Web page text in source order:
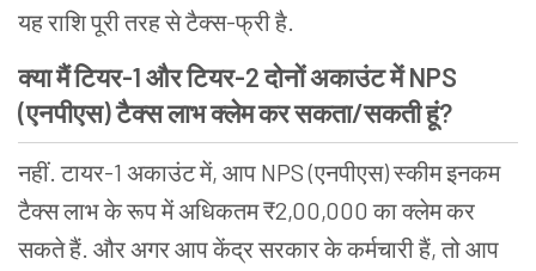
यह राशि पूरी तरह से टैक्स-फ्री है.
क्या मैं टियर-1 और टियर-2 दोनों अकाउंट में NPS
(एनपीएस)टैक्स लाभ क्लेम कर सकता/सकती हूं?
नहीं. टायर-1 अकाउंट में, आप NPS(एनपीएस) स्कीम इनकम
टैक्स लाभ के रूप में अधिकतम ₹2,00,000 का क्लेम कर
सकते हैं. और अगर आप केंद्र सरकार के कर्मचारी हैं, तो आप